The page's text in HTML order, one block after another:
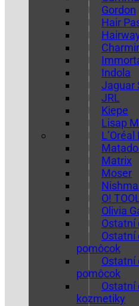
Gordon
Hair
Indola
Jaguar
JRL
Kiepe
Lisap
Matrix
Moser
O!
Olivia
Ostatní
Ostatní
pomôcok
Ostatní
pomôcok
Ostatní
kozmetiky